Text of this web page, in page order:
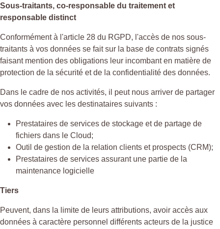
Sous-traitants, co-responsable du traitement et
responsable distinct
Conformément à l'article 28 du RGPD, l'accès de nos sous-
traitants à vos données se fait sur la base de contrats signés
faisant mention des obligations leur incombant en matière de
protection de la sécurité et de la confidentialité des données.
Dans le cadre de nos activités, il peut nous arriver de partager
vos données avec les destinataires suivants :
Prestataires de services de stockage et de partage de
fichiers dans le Cloud;
Outil de gestion de la relation clients et prospects (CRM);
Prestataires de services assurant une partie de la
maintenance logicielle
Tiers
Peuvent, dans la limite de leurs attributions, avoir accès aux
données à caractère personnel différents acteurs de la justice